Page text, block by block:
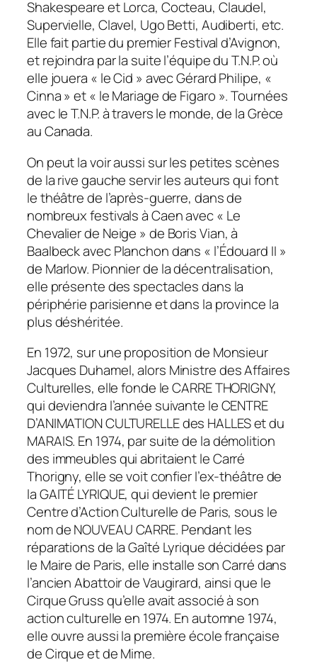
Shakespeare et Lorca, Cocteau, Claudel,
Supervielle, Clavel, Ugo Betti, Audiberti, etc.
Elle fait partie du premier Festival d’Avignon,
et rejoindra par la suite l’équipe du T.N.P. où
elle jouera « le Cid » avec Gérard Philipe, «
Cinna » et « le Mariage de Figaro ». Tournées
avec le T.N.P. à travers le monde, de la Grèce
au Canada.
On peut la voir aussi sur les petites scènes
de la rive gauche servir les auteurs qui font
le théâtre de l’après-guerre, dans de
nombreux festivals à Caen avec « Le
Chevalier de Neige » de Boris Vian, à
Baalbeck avec Planchon dans « l’Édouard II »
de Marlow. Pionnier de la décentralisation,
elle présente des spectacles dans la
périphérie parisienne et dans la province la
plus déshéritée.
En 1972, sur une proposition de Monsieur
Jacques Duhamel, alors Ministre des Affaires
Culturelles, elle fonde le CARRE THORIGNY,
qui deviendra l’année suivante le CENTRE
D’ANIMATION CULTURELLE des HALLES et du
MARAIS. En 1974, par suite de la démolition
des immeubles qui abritaient le Carré
Thorigny, elle se voit confier l’ex-théâtre de
la GAITÉ LYRIQUE, qui devient le premier
Centre d’Action Culturelle de Paris, sous le
nom de NOUVEAU CARRE. Pendant les
réparations de la Gaîté Lyrique décidées par
le Maire de Paris, elle installe son Carré dans
l’ancien Abattoir de Vaugirard, ainsi que le
Cirque Gruss qu’elle avait associé à son
action culturelle en 1974. En automne 1974,
elle ouvre aussi la première école française
de Cirque et de Mime.